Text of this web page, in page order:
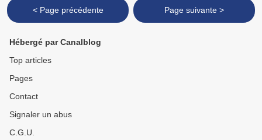
< Page précédente Page suivante >
Hébergé par Canalblog
Top articles
Pages
Contact
Signaler un abus
C.G.U.